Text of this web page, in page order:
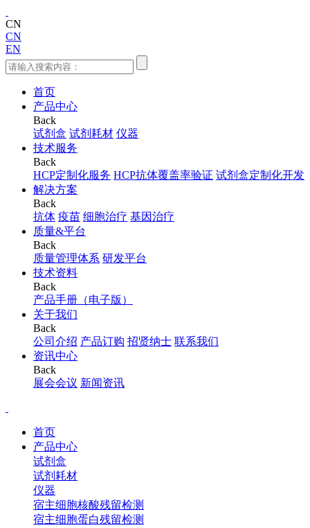
CN
CN
EN
首页
产品中心
Back
试剂盒 试剂耗材 仪器
技术服务
Back
HCP定制化服务 HCP抗体覆盖率验证 试剂盒定制化开发
解决方案
Back
抗体 疫苗 细胞治疗 基因治疗
质量&平台
Back
质量管理体系 研发平台
技术资料
Back
产品手册（电子版）
关于我们
Back
公司介绍 产品订购 招贤纳士 联系我们
资讯中心
Back
展会会议 新闻资讯
首页
产品中心
试剂盒
试剂耗材
仪器
宿主细胞核酸残留检测
宿主细胞蛋白残留检测